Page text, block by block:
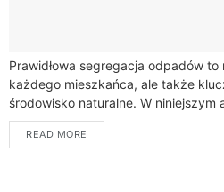
Prawidłowa segregacja odpadów
każdego mieszkańca, ale także
środowisko naturalne. W
praktyczne wskazówki, które
READ MORE